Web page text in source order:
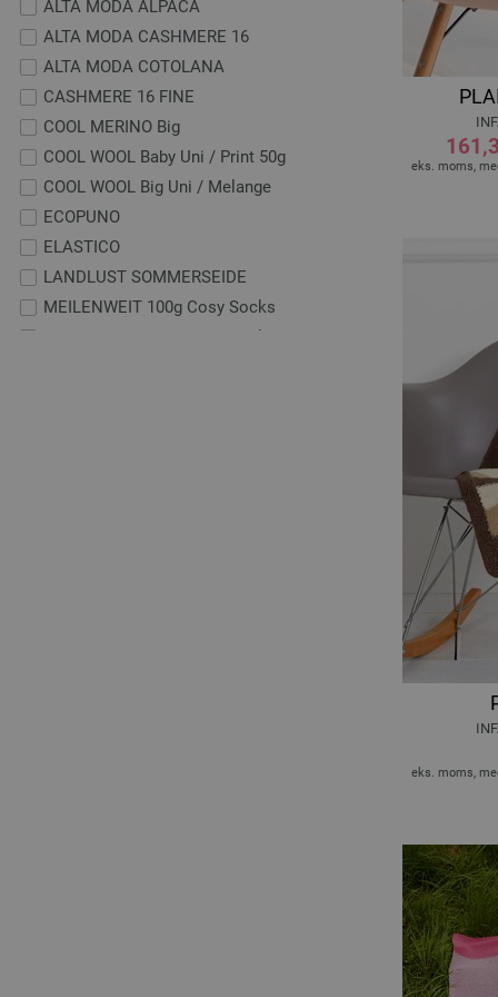
ALTA MODA ALPACA
ALTA MODA CASHMERE 16
ALTA MODA COTOLANA
CASHMERE 16 FINE
COOL MERINO Big
COOL WOOL Baby Uni / Print 50g
COOL WOOL Big Uni / Melange
ECOPUNO
ELASTICO
LANDLUST SOMMERSEIDE
MEILENWEIT 100g Cosy Socks
MEILENWEIT 100g Cosy Socks
eks. moms,
eks. moms,